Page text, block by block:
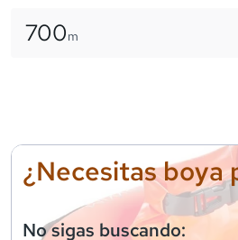
700m
¿Necesitas boya
No sigas buscando: